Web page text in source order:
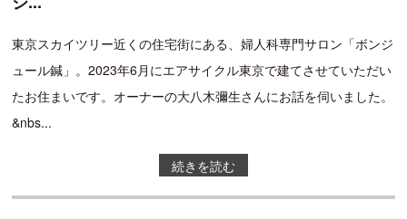
東京スカイツリー近くの住宅街にある、婦人科専門サロン「ボンジ
ュール鍼」。2023年6月にエアサイクル東京で建てさせていただい
たお住まいです。オーナーの大八木彌生さんにお話を伺いました。
&nbs...
続きを読む